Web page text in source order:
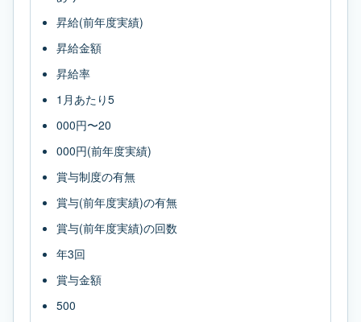
昇給(前年度実績)
昇給金額
昇給率
1月あたり5
000円〜20
000円(前年度実績)
賞与制度の有無
賞与(前年度実績)の有無
賞与(前年度実績)の回数
年3回
賞与金額
500